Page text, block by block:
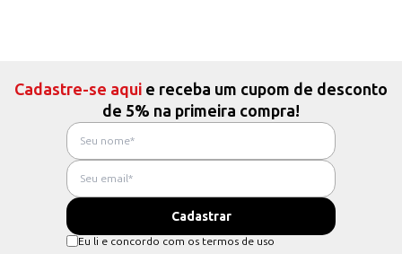
Cadastre-se aqui e receba um cupom de desconto
de 5% na primeira compra!
Eu li e concordo com os termos de uso